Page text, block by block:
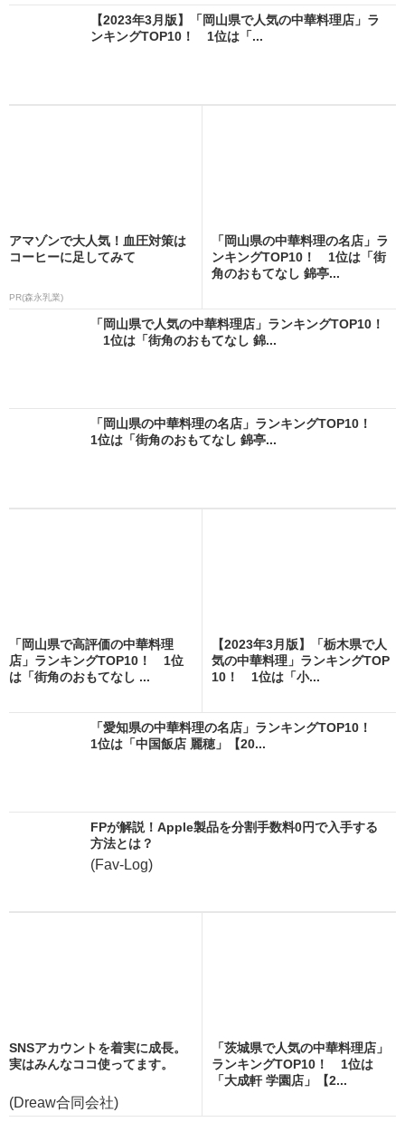
【2023年3月版】「岡山県で人気の中華料理店」ラ
ンキングTOP10！ 1位は「...
アマゾンで大人気！血圧対策は
コーヒーに足してみて
PR(森永乳業)
「岡山県の中華料理の名店」ラ
ンキングTOP10！ 1位は「街
角のおもてなし 錦亭...
「岡山県で人気の中華料理店」ランキングTOP10！
1位は「街角のおもてなし 錦...
「岡山県の中華料理の名店」ランキングTOP10！
1位は「街角のおもてなし 錦亭...
「岡山県で高評価の中華料理
店」ランキングTOP10！ 1位
は「街角のおもてなし ...
【2023年3月版】「栃木県で人
気の中華料理」ランキングTOP
10！ 1位は「小...
「愛知県の中華料理の名店」ランキングTOP10！
1位は「中国飯店 麗穂」【20...
FPが解説！Apple製品を分割手数料0円で入手する
方法とは？
(Fav-Log)
SNSアカウントを着実に成長。
実はみんなココ使ってます。
(Dreaw合同会社)
「茨城県で人気の中華料理店」
ランキングTOP10！ 1位は
「大成軒 学園店」【2...